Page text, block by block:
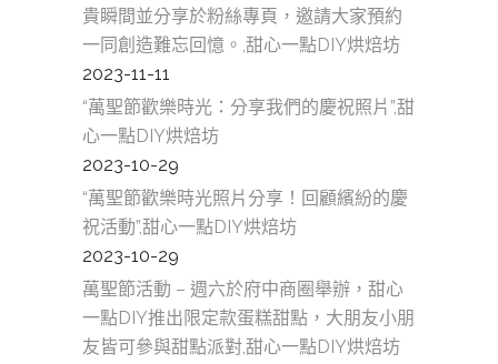
貴瞬間並分享於粉絲專頁，邀請大家預約
一同創造難忘回憶。,甜心一點DIY烘焙坊
2023-11-11
“萬聖節歡樂時光：分享我們的慶祝照片”,甜
心一點DIY烘焙坊
2023-10-29
“萬聖節歡樂時光照片分享！回顧繽紛的慶
祝活動”,甜心一點DIY烘焙坊
2023-10-29
萬聖節活動 – 週六於府中商圈舉辦，甜心
一點DIY推出限定款蛋糕甜點，大朋友小朋
友皆可參與甜點派對,甜心一點DIY烘焙坊